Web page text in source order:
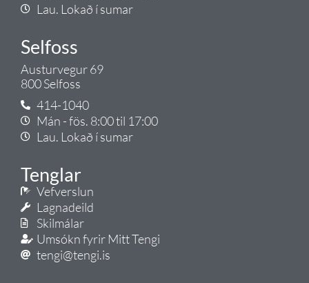
Lau. Lokað í sumar
Selfoss
Austurvegur 69
800 Selfoss
414-1040
Mán - fös. 8:00 til 17:00
Lau. Lokað í sumar
Tenglar
Vefverslun
Lagnadeild
Skilmálar
Umsókn fyrir Mitt Tengi
tengi@tengi.is